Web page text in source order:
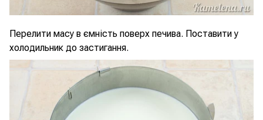
Перелити масу в ємність поверх печива. Поставити у
холодильник до застигання.